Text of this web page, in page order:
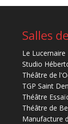
Salles
Le Lucernaire
Studio
Théâtre de
TGP Saint
Théâtre
Théâtre de
Manufacture